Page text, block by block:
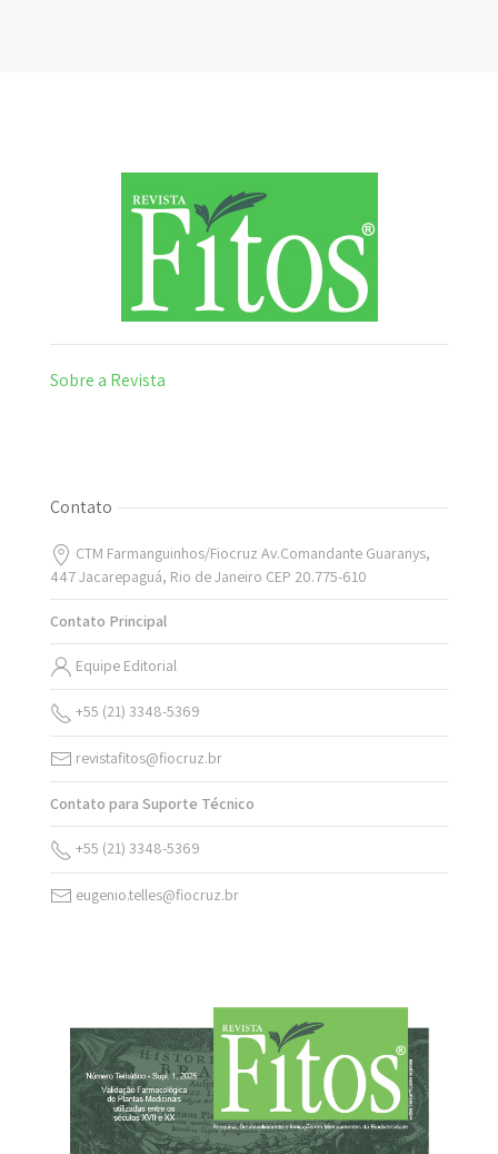
Sobre a Revista
Contato
CTM Farmanguinhos/Fiocruz Av.Comandante Guaranys,
447 Jacarepaguá, Rio de Janeiro CEP 20.775-610
Contato Principal
Equipe Editorial
+55 (21) 3348-5369
revistafitos@fiocruz.br
Contato para Suporte Técnico
+55 (21) 3348-5369
eugenio.telles@fiocruz.br